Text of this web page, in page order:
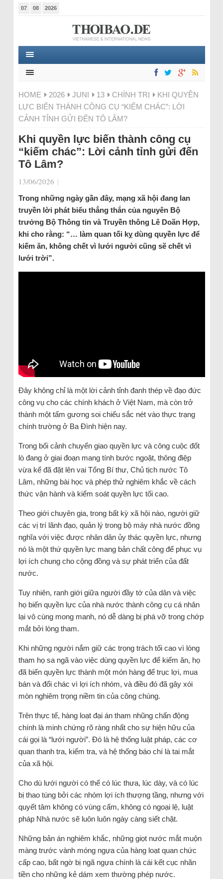
07 08 2026
HOME 2026 JUNI 13 CHÍNH TRỊ
KHI QUYỀN
LỰC BIẾN THÀNH CÔNG CỤ “KIẾM CHÁC”: LỜI
CẢNH TỈNH GỬI ĐẾN TÔ LÂM?
Khi quyền lực biến thành công cụ
“kiếm chác”: Lời cảnh tỉnh gửi đến
Tô Lâm?
13/06/2026 |
Trong những ngày gần đây, mạng xã hội đang lan
truyền lời phát biểu thẳng thắn của nguyên Bộ
trưởng Bộ Thông tin và Truyền thông Lê Doãn Hợp,
khi cho rằng: “… làm quan tối kỵ dùng quyền lực để
kiếm ăn, không chết vì lưới người cũng sẽ chết vì
lưới trời”.
Đây không chỉ là một lời cảnh tỉnh đanh thép về đạo đức
công vụ cho các chính khách ở Việt Nam, mà còn trở
thành một tấm gương soi chiếu sắc nét vào thực trạng
chính trường ở Ba Đình hiện nay.
Trong bối cảnh chuyển giao quyền lực và công cuộc đốt
lò đang ở giai đoạn mang tính bước ngoặt, thông điệp
vừa kể đã đặt lên vai Tổng Bí thư, Chủ tịch nước Tô
Lâm, những bài học và phép thử nghiêm khắc về cách
thức vận hành và kiểm soát quyền lực tối cao.
Theo giới chuyên gia, trong bất kỳ xã hội nào, người giữ
các vị trí lãnh đạo, quản lý trong bộ máy nhà nước đồng
nghĩa với việc được nhân dân ủy thác quyền lực, nhưng
nó là một thứ quyền lực mang bản chất công để phục vụ
lợi ích chung cho cộng đồng và sự phát triển của đất
nước.
Tuy nhiên, ranh giới giữa người đầy tớ của dân và việc
họ biến quyền lực của nhà nước thành công cụ cá nhân
lại vô cùng mong manh, nó dễ dàng bị phá vỡ trong chớp
mắt bởi lòng tham.
Khi những người nắm giữ các trọng trách tối cao vì lòng
tham họ sa ngã vào việc dùng quyền lực để kiếm ăn, họ
đã biến quyền lực thành một món hàng để trục lợi, mua
bán và đổi chác vì lợi ích nhóm, và điều đó đã gây xói
mòn nghiêm trọng niềm tin của công chúng.
Trên thực tế, hàng loạt đại án tham nhũng chấn động
chính là minh chứng rõ ràng nhất cho sự hiện hữu của
cái gọi là “lưới người”. Đó là hệ thống luật pháp, các cơ
quan thanh tra, kiểm tra, và hệ thống báo chí là tai mắt
của xã hội.
Cho dù lưới người có thể có lúc thưa, lúc dày, và có lúc
bị thao túng bởi các nhóm lợi ích thượng tầng, nhưng với
quyết tâm không có vùng cấm, không có ngoại lệ, luật
pháp Nhà nước sẽ luôn luôn ngày càng siết chặt.
Những bản án nghiêm khắc, những giọt nước mắt muộn
màng trước vành móng ngựa của hàng loạt quan chức
cấp cao, bất ngờ bị ngã ngựa chính là cái kết cục nhãn
tiền cho những kẻ dám xem thường phép nước.